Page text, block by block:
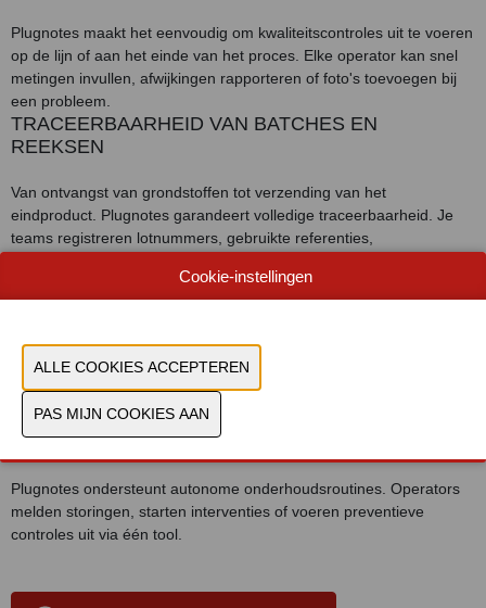
Plugnotes maakt het eenvoudig om kwaliteitscontroles uit te voeren
op de lijn of aan het einde van het proces. Elke operator kan snel
metingen invullen, afwijkingen rapporteren of foto's toevoegen bij
een probleem.
TRACEERBAARHEID VAN BATCHES EN
REEKSEN
Van ontvangst van grondstoffen tot verzending van het
eindproduct. Plugnotes garandeert volledige traceerbaarheid. Je
teams registreren lotnummers, gebruikte referenties,
PRODUCTIECONTROLES EN
WERKPLAATSREGISTRATIES
Vervang je papieren checklists door digitale formulieren, volledig
afgestemd op je interne procedures. Teams registreren
startcontroles, procesmetingen, verbruiksgegevens en storingen
rechtstreeks in Plugnotes.
ONDERHOUDSOPVOLGING
Plugnotes ondersteunt autonome onderhoudsroutines. Operators
melden storingen, starten interventies of voeren preventieve
controles uit via één tool.
Cookie-instellingen